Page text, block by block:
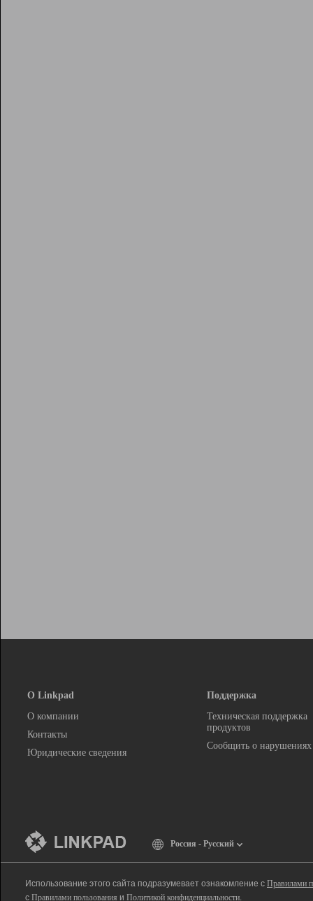
О Linkpad
О компании
Контакты
Юридические сведения
Поддержка
Техническая поддержка
продуктов
Сообщить о нарушениях
Россия - Русский
Использование этого сайта подразумевает ознакомление с Правилами
с Правилами пользования и Политикой конфиденциальности.